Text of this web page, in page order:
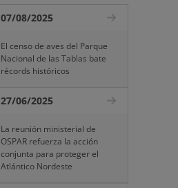
07/08/2025
El censo de aves del Parque
Nacional de las Tablas bate
récords históricos
27/06/2025
La reunión ministerial de
OSPAR refuerza la acción
conjunta para proteger el
Atlántico Nordeste